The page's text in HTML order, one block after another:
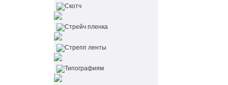
Скотч
Стрейч пленка
Стрепп ленты
Типографиям